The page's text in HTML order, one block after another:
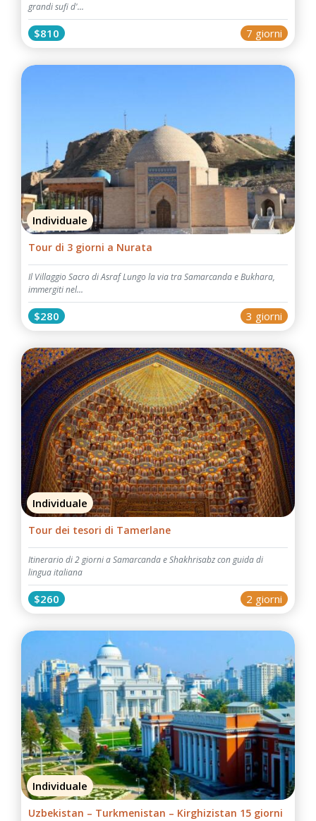
grandi sufi d'...
$810 7 giorni
Individuale
Tour di 3 giorni a Nurata
Il Villaggio Sacro di Asraf Lungo la via tra Samarcanda e Bukhara,
immergiti nel...
$280 3 giorni
Individuale
Tour dei tesori di Tamerlane
Itinerario di 2 giorni a Samarcanda e Shakhrisabz con guida di
lingua italiana
$260 2 giorni
Individuale
Uzbekistan – Turkmenistan – Kirghizistan 15 giorni